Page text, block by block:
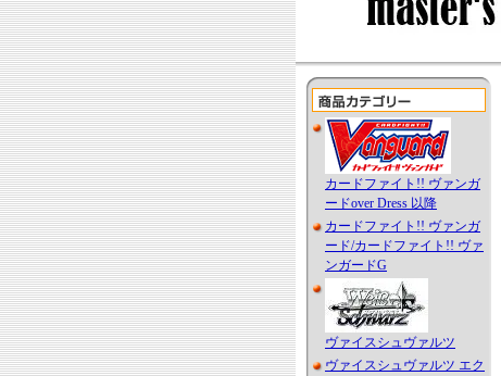
カードファイト!! ヴァンガ
ードover Dress 以降
カードファイト!! ヴァンガ
ード/カードファイト!! ヴァ
ンガードG
ヴァイスシュヴァルツ
ヴァイスシュヴァルツ エク